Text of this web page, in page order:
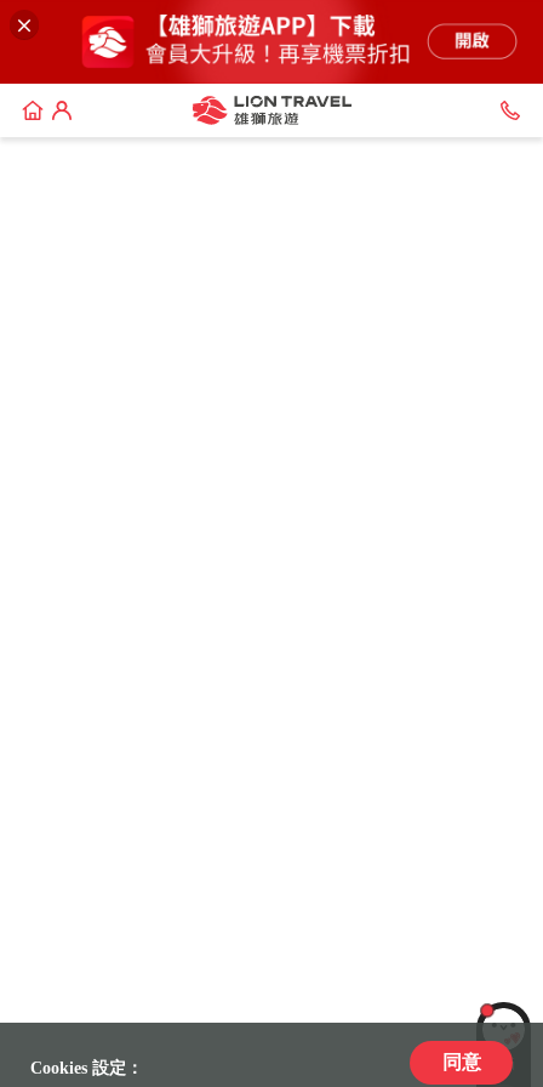
LiLi
Cookies 設定： 同意